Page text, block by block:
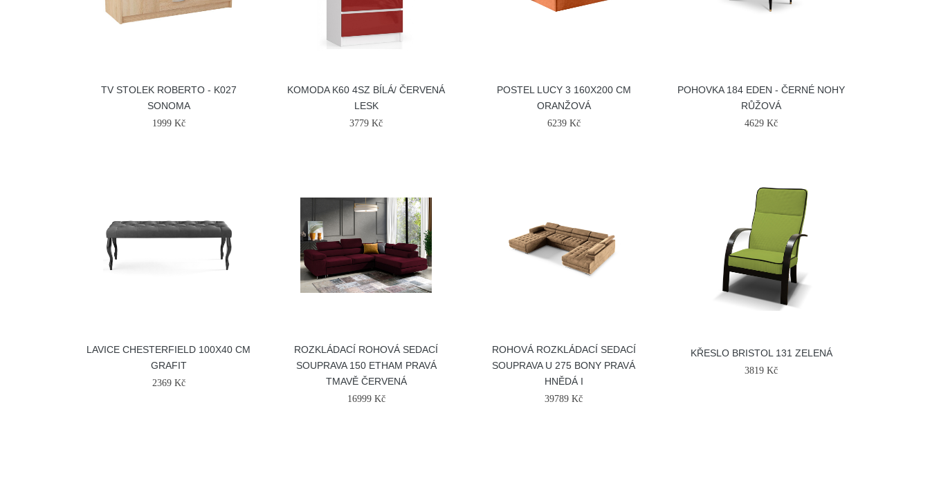
TV STOLEK ROBERTO - K027
SONOMA
1999 Kč
KOMODA K60 4SZ BÍLÁ/ ČERVENÁ
LESK
3779 Kč
POSTEL LUCY 3 160X200 CM
ORANŽOVÁ
6239 Kč
POHOVKA 184 EDEN - ČERNÉ NOHY
RŮŽOVÁ
4629 Kč
LAVICE CHESTERFIELD 100X40 CM
GRAFIT
2369 Kč
ROZKLÁDACÍ ROHOVÁ SEDACÍ
SOUPRAVA 150 ETHAM PRAVÁ
TMAVĚ ČERVENÁ
16999 Kč
ROHOVÁ ROZKLÁDACÍ SEDACÍ
SOUPRAVA U 275 BONY PRAVÁ
HNĚDÁ I
39789 Kč
KŘESLO BRISTOL 131 ZELENÁ
3819 Kč